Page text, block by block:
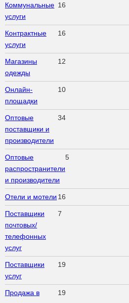
Коммунальные
услуги
16
Контрактные
услуги
16
Магазины
одежды
12
Онлайн-
площадки
10
Оптовые
поставщики и
производители
34
Оптовые
распространители
и производители
5
Отели и мотели 16
Поставщики
почтовых/
телефонных
услуг
7
Поставщики
услуг
19
Продажа в
19